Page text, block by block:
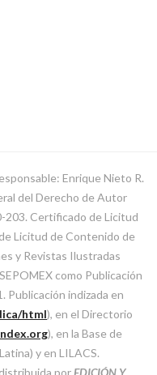
Enrique Nieto R.
del Derecho de Autor
203. Certificado de Licitud
Licitud de Contenido de
y Revistas Ilustradas
como Publicación
Publicación indizada en
html), en el Directorio
), en la Base de
y en LILACS.